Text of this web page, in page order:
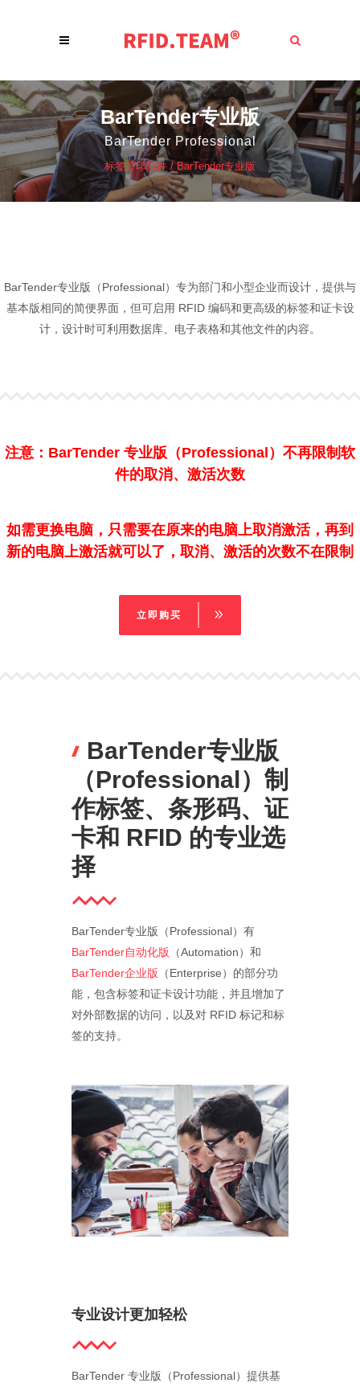
BarTender专业版
BarTender Professional
标签打印软件 /BarTender专业版
BarTender专业版（Professional）专为部门和小型企业而设计，提供与
基本版相同的简便界面，但可启用 RFID 编码和更高级的标签和证卡设
计，设计时可利用数据库、电子表格和其他文件的内容。
注意：BarTender 专业版（Professional）不再限制软
件的取消、激活次数
如需更换电脑，只需要在原来的电脑上取消激活，再到
新的电脑上激活就可以了，取消、激活的次数不在限制
立即购买
BarTender专业版
（Professional）制
作标签、条形码、证
卡和 RFID 的专业选
择
BarTender专业版（Professional）有
BarTender自动化版 （Automation）和
BarTender企业版 （Enterprise）的部分功
能，包含标签和证卡设计功能，并且增加了
对外部数据的访问，以及对 RFID 标记和标
签的支持。
专业设计更加轻松
BarTender 专业版（Professional）提供基